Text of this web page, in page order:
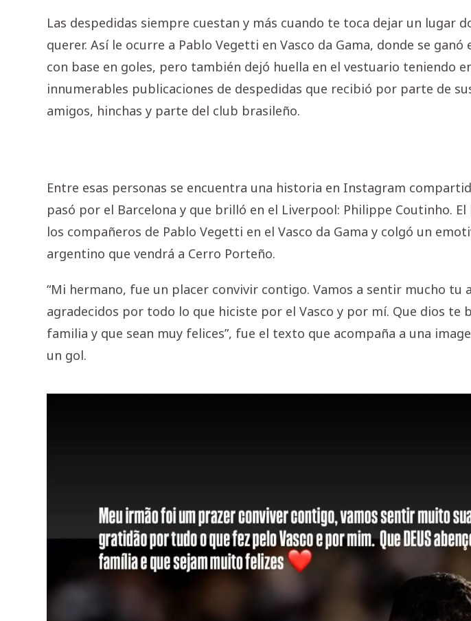
Las despedidas siempre cuestan y más cuando te toca dejar un lugar
querer. Así le ocurre a Pablo Vegetti en Vasco da Gama, donde se ganó
con base en goles, pero también dejó huella en el vestuario teniendo
innumerables publicaciones de despedidas que recibió por parte de
amigos, hinchas y parte del club brasileño.
Entre esas personas se encuentra una historia en Instagram
pasó por el Barcelona y que brilló en el Liverpool: Philippe Coutinho.
los compañeros de Pablo Vegetti en el Vasco da Gama y colgó un
argentino que vendrá a Cerro Porteño.
“Mi hermano, fue un placer convivir contigo. Vamos a sentir mucho tu
agradecidos por todo lo que hiciste por el Vasco y por mí. Que dios te
familia y que sean muy felices”, fue el texto que acompaña a una
un gol.